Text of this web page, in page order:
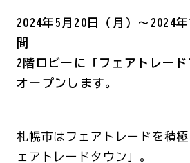
2024年5月20日（月）～2024
間
2階ロビーに「フェアトレー
オープンします。
札幌市はフェアトレードを積
ェアトレードタウン」。